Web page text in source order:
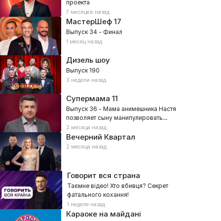
проекта
7 месяцев назад
МастерШеф17
Выпуск 34 - Финал
1 месяц назад
Дизель шоу
Выпуск 190
3 недели назад
Супермама 11
Выпуск 36 - Мама анимешника Настя
позволяет сыну манипулировать
собой?
2 месяца назад
Вечерний Квартал
2 месяца назад
Говорит вся страна
Таємне відео! Хто вбивця? Секрет
фатального кохання!
1 неделя назад
Караоке на майдані